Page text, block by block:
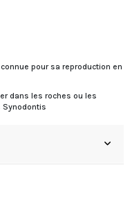
pour sa reproduction en
dans les roches ou les
Synodontis